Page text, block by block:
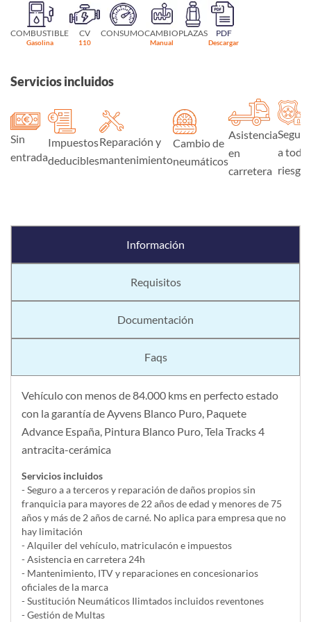
COMBUSTIBLE
Gasolina
CV
110
CONSUMOCAMBIO
Manual
PLAZAS PDF
Descargar
Servicios incluidos
Sin
entrada
Impuestos
deducibles
Reparación y
mantenimiento
Cambio de
neumáticos
Asistencia
en
carretera
Seguro
a todo
riesgo
Información
Requisitos
Documentación
Faqs
Vehículo con menos de 84.000 kms en perfecto estado
con la garantía de Ayvens Blanco Puro, Paquete
Advance España, Pintura Blanco Puro, Tela Tracks 4
antracita-cerámica
Servicios incluidos
- Seguro a a terceros y reparación de daños propios sin
franquicia para mayores de 22 años de edad y menores de 75
años y más de 2 años de carné. No aplica para empresa que no
hay limitación
- Alquiler del vehí­culo, matriculacón e impuestos
- Asistencia en carretera 24h
- Mantenimiento, ITV y reparaciones en concesionarios
oficiales de la marca
- Sustitución Neumáticos Ilimtados incluidos reventones
- Gestión de Multas